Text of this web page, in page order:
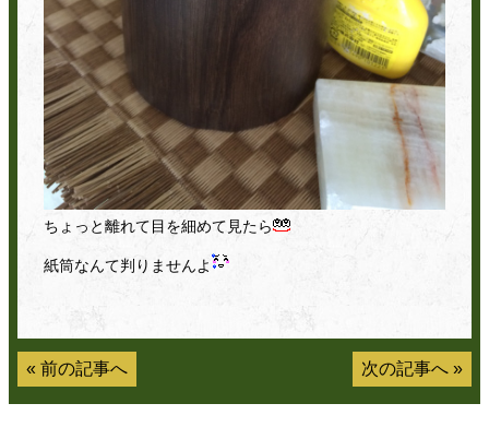
ちょっと離れて目を細めて見たら
紙筒なんて判りませんよ
« 前の記事へ 次の記事へ »